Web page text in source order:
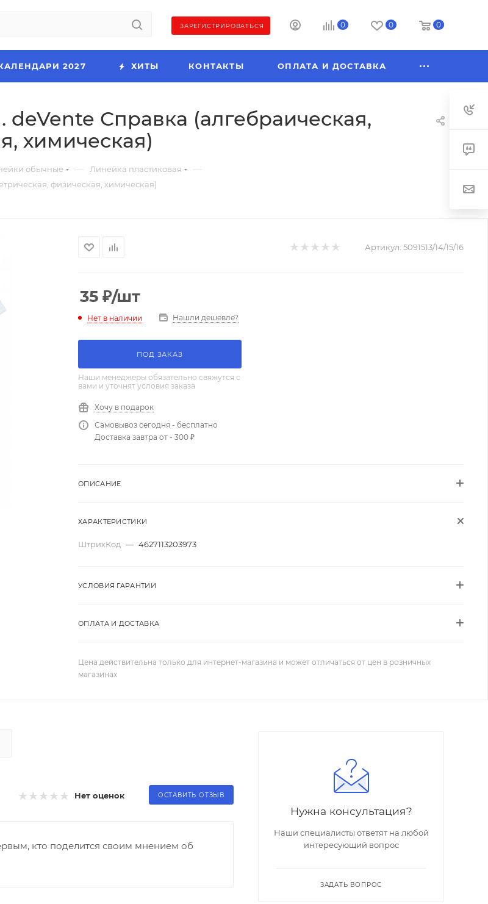
ЗАРЕГИСТРИРОВАТЬСЯ 0 0 0
2027 ХИТЫ КОНТАКТЫ ОПЛАТА И ДОСТАВКА
Справка (алгебраическая,
химическая)
обычные — Линейка пластиковая —
физическая, химическая)
Артикул: 5091513/14/15/16
35 ₽/шт
Нет в наличии Нашли дешевле?
ПОД ЗАКАЗ
Наши менеджеры обязательно свяжутся с
вами и уточнят условия заказа
Хочу в подарок
Самовывоз сегодня - бесплатно
Доставка завтра от - 300 ₽
ОПИСАНИЕ
ХАРАКТЕРИСТИКИ
ШтрихКод — 4627113203973
УСЛОВИЯ ГАРАНТИИ
ОПЛАТА И ДОСТАВКА
Цена действительна только для интернет-магазина и может отличаться от цен в розничных
магазинах
Нет оценок ОСТАВИТЬ ОТЗЫВ
кто поделится своим мнением об
Нужна консультация?
Наши специалисты ответят на любой
интересующий вопрос
ЗАДАТЬ ВОПРОС